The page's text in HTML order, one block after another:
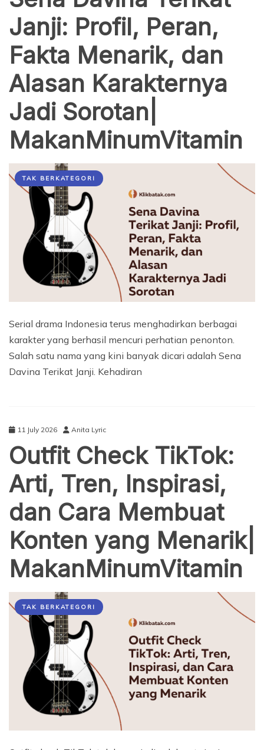
Janji: Profil, Peran,
Fakta Menarik, dan
Alasan Karakternya
Jadi Sorotan|
MakanMinumVitamin
TAK BERKATEGORI
Serial drama Indonesia terus menghadirkan berbagai
karakter yang berhasil mencuri perhatian penonton.
Salah satu nama yang kini banyak dicari adalah Sena
Davina Terikat Janji. Kehadiran
11 July 2026 Anita Lyric
Outfit Check TikTok:
Arti, Tren, Inspirasi,
dan Cara Membuat
Konten yang Menarik|
MakanMinumVitamin
TAK BERKATEGORI